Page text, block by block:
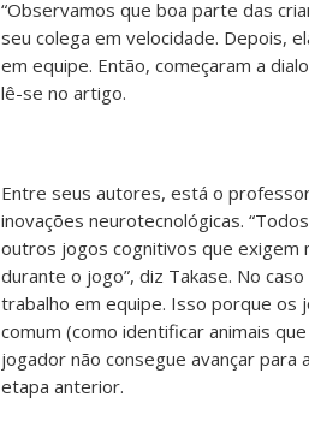
“Observamos que boa parte das
seu colega em velocidade. Depois,
em equipe. Então, começaram a
lê-se no artigo.
Entre seus autores, está o
inovações neurotecnológicas.
outros jogos cognitivos que exigem
durante o jogo”, diz Takase. No
trabalho em equipe. Isso porque os
comum (como identificar animais
jogador não consegue avançar
etapa anterior.